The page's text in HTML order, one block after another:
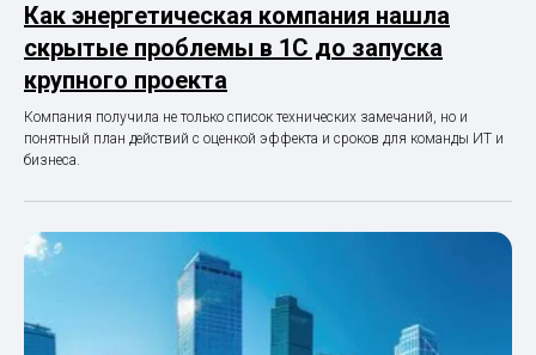
Как энергетическая компания нашла
скрытые проблемы в 1С до запуска
крупного проекта
Компания получила не только список технических замечаний, но и
понятный план действий с оценкой эффекта и сроков для команды ИТ и
бизнеса.